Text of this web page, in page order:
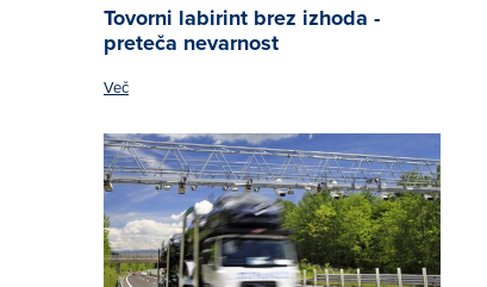
Tovorni labirint brez izhoda -
preteča nevarnost
Več